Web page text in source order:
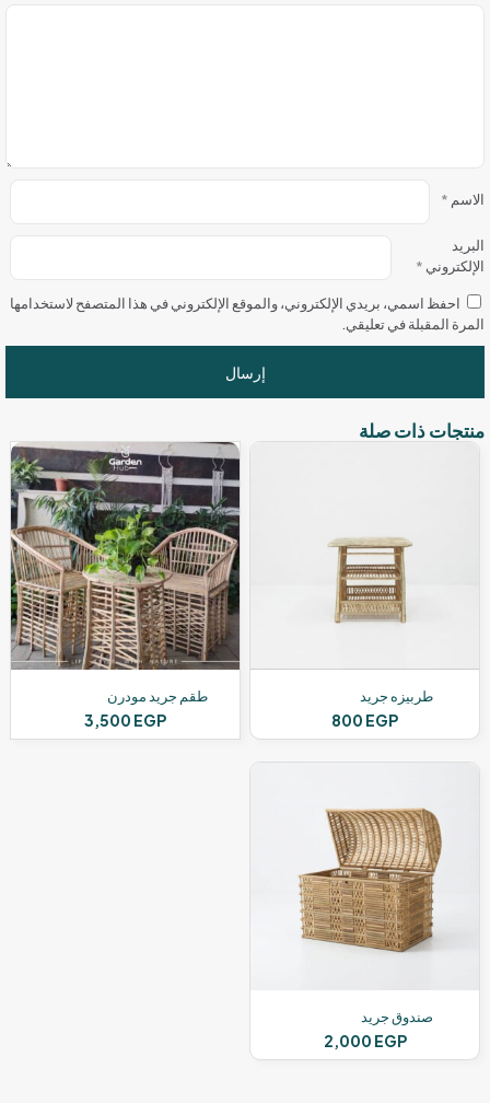
الاسم *
البريد
الإلكتروني *
احفظ اسمي، بريدي الإلكتروني، والموقع الإلكتروني في هذا المتصفح لاستخدامها
المرة المقبلة في تعليقي.
منتجات ذات صلة
طربيزه جريد
800 EGP
طقم جريد مودرن
3,500 EGP
صندوق جريد
2,000 EGP